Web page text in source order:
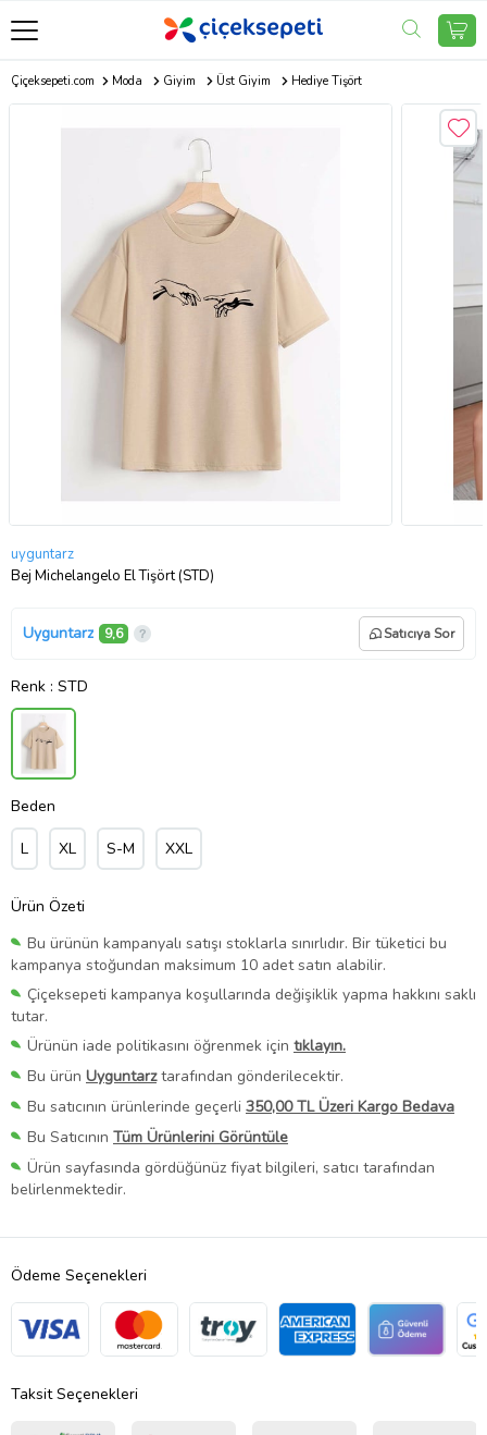
Çiçeksepeti.com Moda Giyim Üst Giyim Hediye Tişört
uyguntarz
Bej Michelangelo El Tişört (STD)
Uyguntarz 9,6 Satıcıya Sor
Renk : STD
Beden
L XL S-M XXL
Ürün Özeti
Bu ürünün kampanyalı satışı stoklarla sınırlıdır. Bir tüketici bu
kampanya stoğundan maksimum 10 adet satın alabilir.
Çiçeksepeti kampanya koşullarında değişiklik yapma hakkını saklı
tutar.
Ürünün iade politikasını öğrenmek için tıklayın.
Bu ürün Uyguntarztarafından gönderilecektir.
Bu satıcının ürünlerinde geçerli 350,00 TL Üzeri Kargo Bedava
Bu Satıcının Tüm Ürünlerini Görüntüle
Ürün sayfasında gördüğünüz fiyat bilgileri, satıcı tarafından
belirlenmektedir.
Ödeme Seçenekleri
Taksit Seçenekleri